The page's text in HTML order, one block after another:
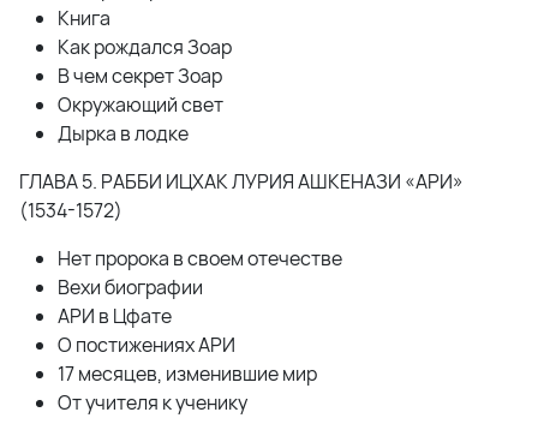
Книга
Как рождался Зоар
В чем секрет Зоар
Окружающий свет
Дырка в лодке
ГЛАВА 5. РАББИ ИЦХАК ЛУРИЯ АШКЕНАЗИ «АРИ»
(1534-1572)
Нет пророка в своем отечестве
Вехи биографии
АРИ в Цфате
О постижениях АРИ
17 месяцев, изменившие мир
От учителя к ученику